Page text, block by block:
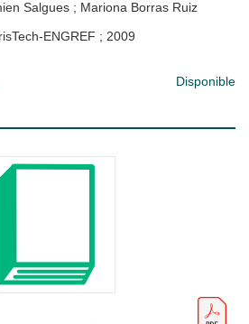
Salgues ; Mariona Borras Ruiz
ENGREF ; 2009
Disponible